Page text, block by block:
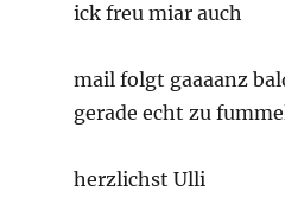
ick freu miar auch
mail folgt gaaaanz
gerade echt zu
herzlichst Ulli